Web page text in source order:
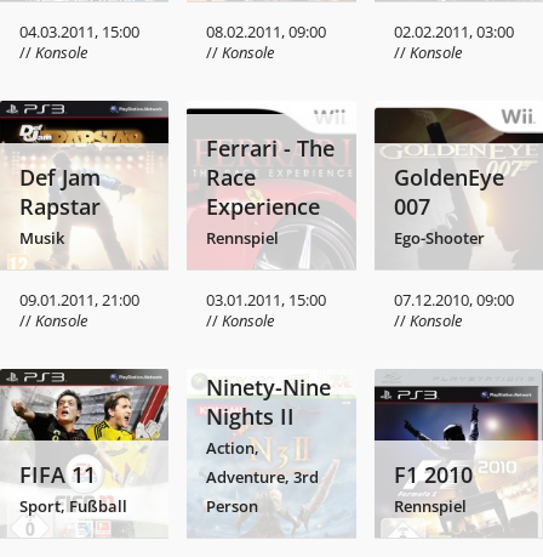
04.03.2011, 15:00
//Konsole
08.02.2011, 09:00
//Konsole
02.02.2011, 03:00
//Konsole
Def Jam
Rapstar
Musik
09.01.2011, 21:00
//Konsole
Ferrari - The
Race
Experience
Rennspiel
03.01.2011, 15:00
//Konsole
GoldenEye
007
Ego-Shooter
07.12.2010, 09:00
//Konsole
FIFA 11
Sport, Fußball
Ninety-Nine
Nights II
Action,
Adventure, 3rd
Person
F1 2010
Rennspiel